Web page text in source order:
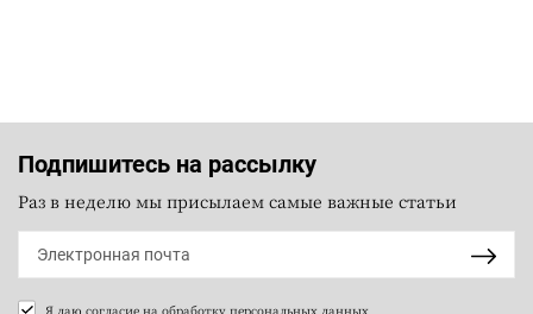
Подпишитесь на рассылку
Раз в неделю мы присылаем самые важные статьи
Я даю согласие на обработку персональных данных